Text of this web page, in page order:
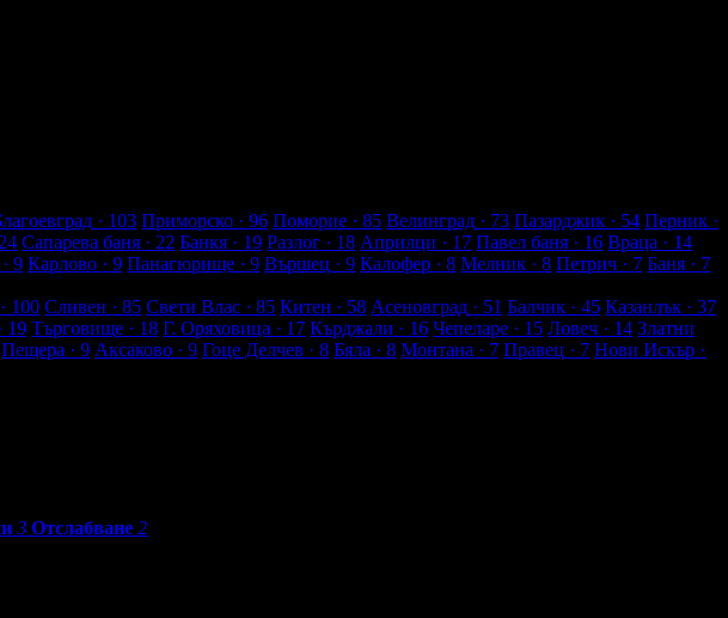
· 103 Приморско · 96 Поморие · 85 Велинград · 73 Пазарджик · 54 Перник ·
Сапарева баня · 22 Банкя · 19 Разлог · 18 Априлци · 17 Павел баня · 16 Враца · 14
· 9 Карлово · 9 Панагюрище · 9 Вършец · 9 Калофер · 8 Мелник · 8 Петрич · 7 Баня · 7
· 100 Сливен · 85 Свети Влас · 85 Китен · 58 Асеновград · 51 Балчик · 45 Казанлък · 37
19 Търговище · 18 Г. Оряховица · 17 Кърджали · 16 Чепеларе · 15 Ловеч · 14 Златни
Пещера · 9 Аксаково · 9 Гоце Делчев · 8 Бяла · 8 Монтана · 7 Правец · 7 Нови Искър ·
3 Отслабване 2